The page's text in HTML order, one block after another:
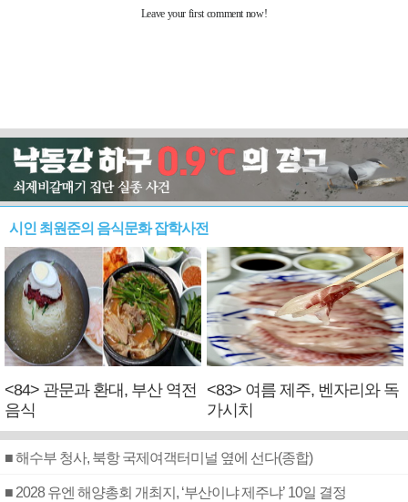
시인 최원준의 음식문화 잡학사전
<84> 관문과 환대, 부산 역전
음식
<83> 여름 제주, 벤자리와 독
가시치
■ 해수부 청사, 북항 국제여객터미널 옆에 선다(종합)
■ 2028 유엔 해양총회 개최지, ‘부산이냐 제주냐’ 10일 결정